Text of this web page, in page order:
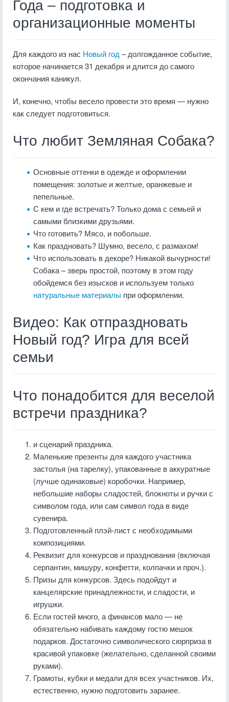
Года – подготовка и
организационные моменты
Для каждого из нас Новый год – долгожданное событие,
которое начинается 31 декабря и длится до самого
окончания каникул.
И, конечно, чтобы весело провести это время — нужно
как следует подготовиться.
Что любит Земляная Собака?
Основные оттенки в одежде и оформлении
помещения: золотые и желтые, оранжевые и
пепельные.
С кем и где встречать? Только дома с семьей и
самыми близкими друзьями.
Что готовить? Мясо, и побольше.
Как праздновать? Шумно, весело, с размахом!
Что использовать в декоре? Никакой вычурности!
Собака – зверь простой, поэтому в этом году
обойдемся без изысков и используем только
натуральные материалы при оформлении.
Видео: Как отпраздновать
Новый год? Игра для всей
семьи
Что понадобится для веселой
встречи праздника?
и сценарий праздника.
Маленькие презенты для каждого участника
застолья (на тарелку), упакованные в аккуратные
(лучше одинаковые) коробочки. Например,
небольшие наборы сладостей, блокноты и ручки с
символом года, или сам символ года в виде
сувенира.
Подготовленный плэй-лист с необходимыми
композициями.
Реквизит для конкурсов и празднования (включая
серпантин, мишуру, конфетти, колпачки и проч.).
Призы для конкурсов. Здесь подойдут и
канцелярские принадлежности, и сладости, и
игрушки.
Если гостей много, а финансов мало — не
обязательно набивать каждому гостю мешок
подарков. Достаточно символического сюрприза в
красивой упаковке (желательно, сделанной своими
руками).
Грамоты, кубки и медали для всех участников. Их,
естественно, нужно подготовить заранее.